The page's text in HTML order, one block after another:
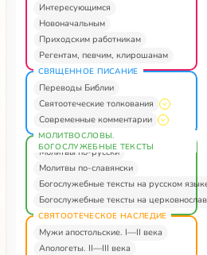
Интересующимся
Новоначальным
Приходским работникам
Регентам, певчим, клирошанам
СВЯЩЕННОЕ ПИСАНИЕ
Переводы Библии
Святоотеческие толкования
Современные комментарии
МОЛИТВОСЛОВЫ.
БОГОСЛУЖЕБНЫЕ ТЕКСТЫ
Молитвы по-русски
Молитвы по-славянски
Богослужебные тексты на русском
Богослужебные тексты на
СВЯТООТЕЧЕСКОЕ НАСЛЕДИЕ
Мужи апостольские. I—II века
Апологеты. II—III века